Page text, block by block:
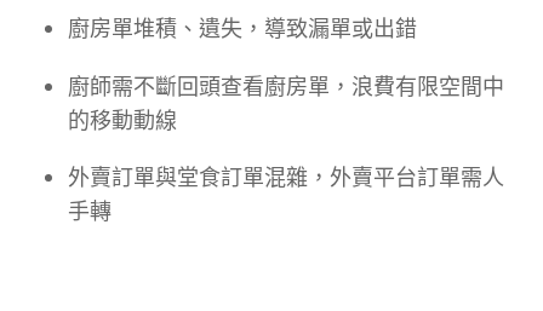
廚房單堆積、遺失，導致漏單或出錯
廚師需不斷回頭查看廚房單，浪費有限空間中
的移動動線
外賣訂單與堂食訂單混雜，外賣平台訂單需人
手轉